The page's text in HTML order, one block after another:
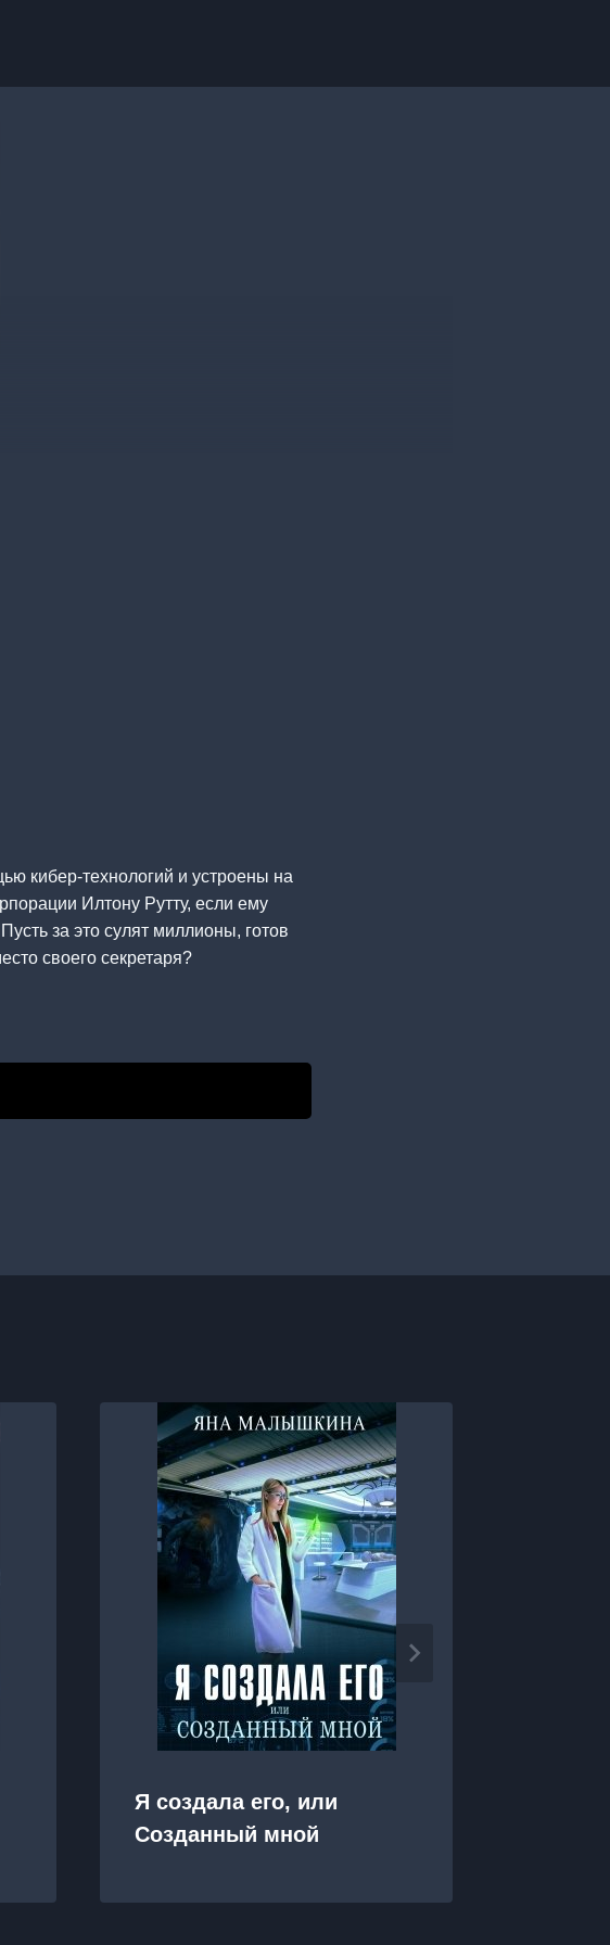
кибер-технологий и устроены на
Илтону Рутту, если ему
за это сулят миллионы, готов
своего секретаря?
Я создала его, или
Созданный мной